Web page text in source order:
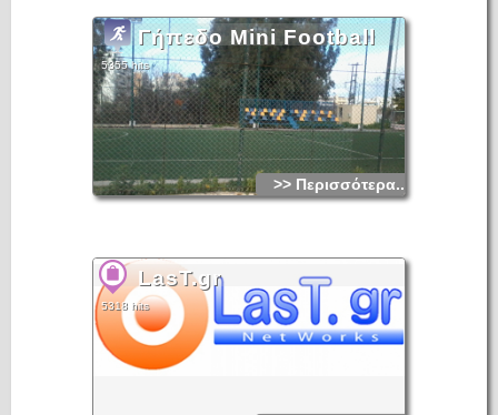
Γήπεδο Mini Football
5355 hits
>> Περισσότερα...
LasT.gr
5318 hits